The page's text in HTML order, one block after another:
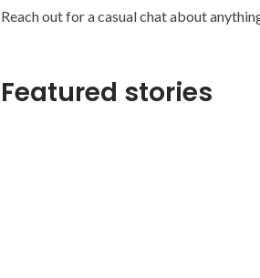
Reach out for a casual chat about
Featured stories